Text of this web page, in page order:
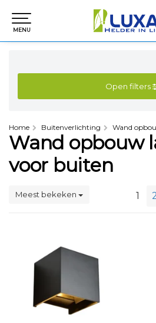
MENU
Open filters
Home Buitenverlichting Wand
Wand opbouw
voor buiten
Meest bekeken 1